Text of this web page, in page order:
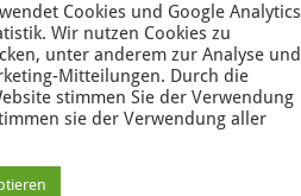
Cookies und Google Analytics
Wir nutzen Cookies zu
unter anderem zur Analyse und
Mitteilungen. Durch die
stimmen Sie der Verwendung
sie der Verwendung aller